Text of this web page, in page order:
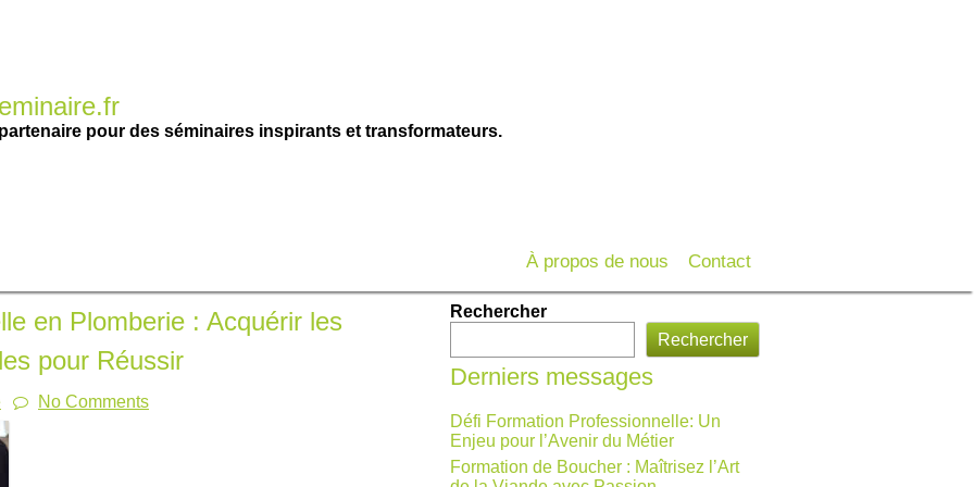
pour des séminaires inspirants et transformateurs.
À propos de nous Contact
en Plomberie : Acquérir les
pour Réussir
No Comments
Rechercher
Rechercher
Derniers messages
Défi Formation Professionnelle: Un
Enjeu pour l’Avenir du Métier
Formation de Boucher : Maîtrisez l’Art